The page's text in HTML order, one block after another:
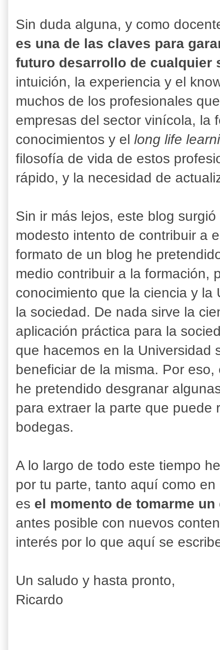
Sin duda alguna, y como
es una de las claves para
futuro desarrollo de cualquier
intuición, la experiencia y el
muchos de los profesionales
empresas del sector vinícola, la
conocimientos y el long life
filosofía de vida de estos
rápido, y la necesidad de
Sin ir más lejos, este blog
modesto intento de contribuir a
formato de un blog he
medio contribuir a la formación,
conocimiento que la ciencia y
la sociedad. De nada sirve la
aplicación práctica para la
que hacemos en la Universidad
beneficiar de la misma. Por
he pretendido desgranar
para extraer la parte que puede
bodegas.
A lo largo de todo este tiempo
por tu parte, tanto aquí como
es el momento de tomarme
antes posible con nuevos
interés por lo que aquí se
Un saludo y hasta pronto,
Ricardo